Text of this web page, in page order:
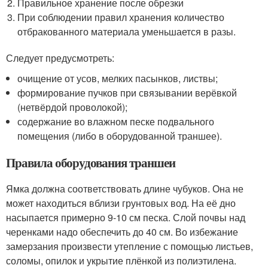
При соблюдении правил хранения количество
отбракованного материала уменьшается в разы.
Следует предусмотреть:
очищение от усов, мелких пасынков, листвы;
формирование пучков при связывании верёвкой
(нетвёрдой проволокой);
содержание во влажном песке подвального
помещения (либо в оборудованной траншее).
Правила оборудования траншеи
Ямка должна соответствовать длине чубуков. Она не
может находиться вблизи грунтовых вод. На её дно
насыпается примерно 9-10 см песка. Слой почвы над
черенками надо обеспечить до 40 см. Во избежание
замерзания произвести утепление с помощью листьев,
соломы, опилок и укрытие плёнкой из полиэтилена.